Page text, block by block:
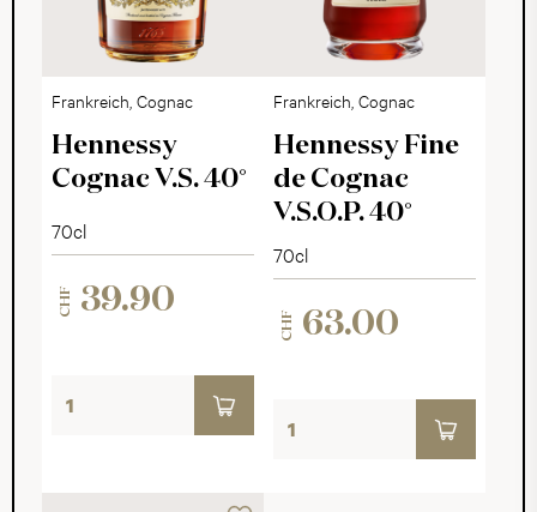
Frankreich, Cognac
Hennessy
Cognac V.S. 40°
70cl
CHF 39.90
Frankreich, Cognac
Hennessy Fine
de Cognac
V.S.O.P. 40°
70cl
CHF 63.00